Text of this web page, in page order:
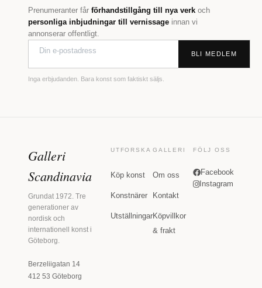
Prenumeranter får förhandstillgång till nya verk och
personliga inbjudningar till vernissage innan vi
annonserar offentligt.
BLI MEDLEM
Inga erbjudanden. Bara konst som faktiskt säljs.
Galleri
Scandinavia
Grundat 1972. Tre
generationer av
nordisk och
internationell konst i
Göteborg.
Berzeliigatan 14
412 53 Göteborg
UTFORSKA
Köp konst
Konstnärer
Utställningar
GALLERI
Om oss
Kontakt
Köpvillkor
& frakt
FÖLJ OSS
Facebook
Instagram